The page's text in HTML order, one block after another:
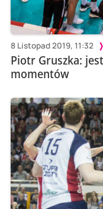
8 Listopad 2019, 11:32
Piotr Gruszka:
momentów